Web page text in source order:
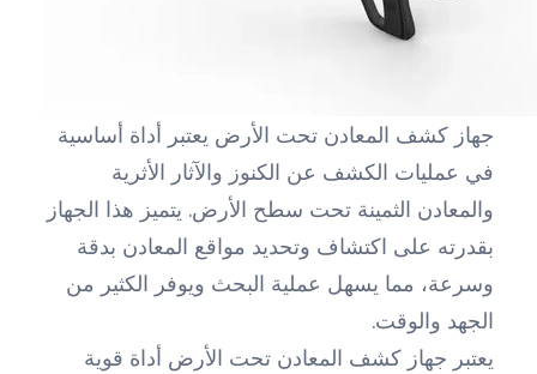
جهاز كشف المعادن تحت الأرض يعتبر أداة أساسية
في عمليات الكشف عن الكنوز والآثار الأثرية
والمعادن الثمينة تحت سطح الأرض. يتميز هذا الجهاز
بقدرته على اكتشاف وتحديد مواقع المعادن بدقة
وسرعة، مما يسهل عملية البحث ويوفر الكثير من
الجهد والوقت.
يعتبر جهاز كشف المعادن تحت الأرض أداة قوية